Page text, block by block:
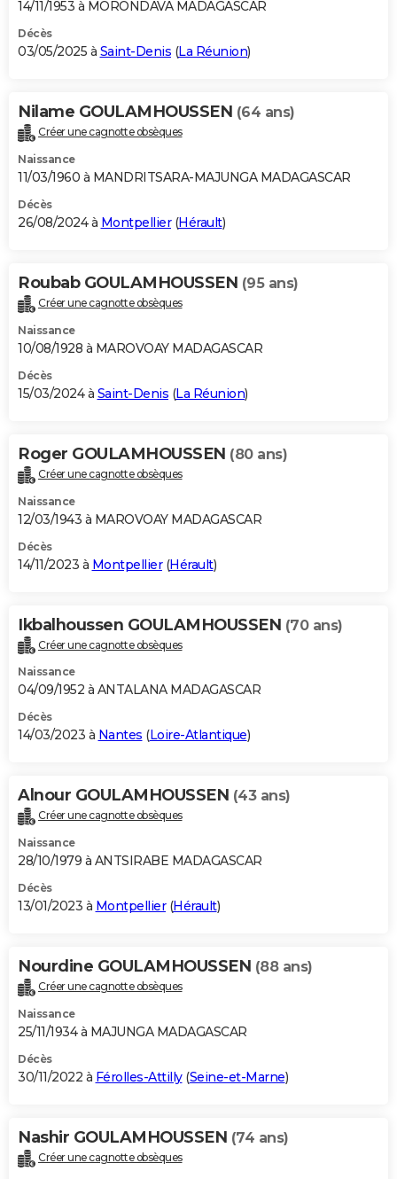
14/11/1953 à MORONDAVA MADAGASCAR
Décès
03/05/2025 à Saint-Denis (La Réunion)
Nilame GOULAMHOUSSEN (64 ans)
Créer une cagnotte obsèques
Naissance
11/03/1960 à MANDRITSARA-MAJUNGA MADAGASCAR
Décès
26/08/2024 à Montpellier(Hérault)
Roubab GOULAMHOUSSEN (95 ans)
Créer une cagnotte obsèques
Naissance
10/08/1928 à MAROVOAY MADAGASCAR
Décès
15/03/2024 à Saint-Denis (La Réunion)
Roger GOULAMHOUSSEN (80 ans)
Créer une cagnotte obsèques
Naissance
12/03/1943 à MAROVOAY MADAGASCAR
Décès
14/11/2023 à Montpellier(Hérault)
Ikbalhoussen GOULAMHOUSSEN (70 ans)
Créer une cagnotte obsèques
Naissance
04/09/1952 à ANTALANA MADAGASCAR
Décès
14/03/2023 à Nantes (Loire-Atlantique)
Alnour GOULAMHOUSSEN (43 ans)
Créer une cagnotte obsèques
Naissance
28/10/1979 à ANTSIRABE MADAGASCAR
Décès
13/01/2023 à Montpellier(Hérault)
Nourdine GOULAMHOUSSEN (88 ans)
Créer une cagnotte obsèques
Naissance
25/11/1934 à MAJUNGA MADAGASCAR
Décès
30/11/2022 à Férolles-Attilly(Seine-et-Marne)
Nashir GOULAMHOUSSEN (74 ans)
Créer une cagnotte obsèques